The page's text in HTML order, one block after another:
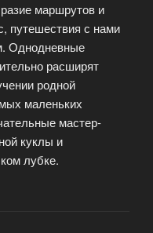
маршрутов и
путешествия с нами
Однодневные
расширят
родной
маленьких
мастер-
куклы и
лубке.